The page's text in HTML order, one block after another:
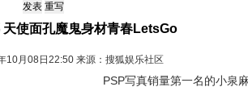
使面孔魔鬼身材青春LetsGo
10月08日22:50 来源：搜狐娱乐社区
PSP写真销量第一名的小泉麻